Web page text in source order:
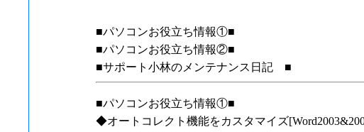
■パソコンお役立ち情報①■
■パソコンお役立ち情報②■
■サポート小林のメンテナンス日記 ■
■パソコンお役立ち情報①■
◆オートコレクト機能をカスタマイズ